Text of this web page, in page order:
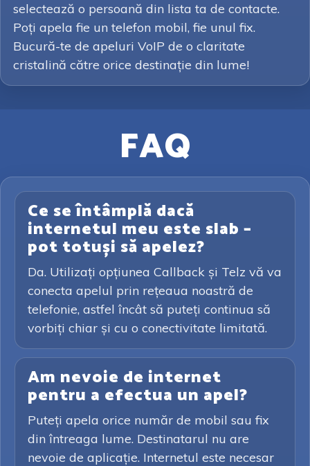
selectează o persoană din lista ta de contacte.
Poți apela fie un telefon mobil, fie unul fix.
Bucură-te de apeluri VoIP de o claritate
cristalină către orice destinație din lume!
FAQ
Ce se întâmplă dacă
internetul meu este slab –
pot totuși să apelez?
Da. Utilizați opțiunea Callback și Telz vă va
conecta apelul prin rețeaua noastră de
telefonie, astfel încât să puteți continua să
vorbiți chiar și cu o conectivitate limitată.
Am nevoie de internet
pentru a efectua un apel?
Puteți apela orice număr de mobil sau fix
din întreaga lume. Destinatarul nu are
nevoie de aplicație. Internetul este necesar